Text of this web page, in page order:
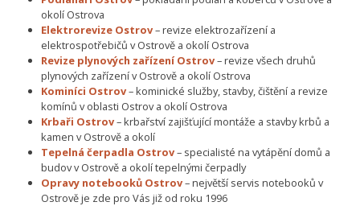
okolí Ostrova
Elektrorevize Ostrov– revize elektrozařízení a
elektrospotřebičů v Ostrově a okolí Ostrova
Revize plynových zařízení Ostrov– revize všech druhů
plynových zařízení v Ostrově a okolí Ostrova
Kominíci Ostrov– kominické služby, stavby, čištění a revize
komínů v oblasti Ostrov a okolí Ostrova
Krbaři Ostrov– krbařství zajišťující montáže a stavby krbů a
kamen v Ostrově a okolí
Tepelná čerpadla Ostrov– specialisté na vytápění domů a
budov v Ostrově a okolí tepelnými čerpadly
Opravy notebooků Ostrov– největší servis notebooků v
Ostrově je zde pro Vás již od roku 1996